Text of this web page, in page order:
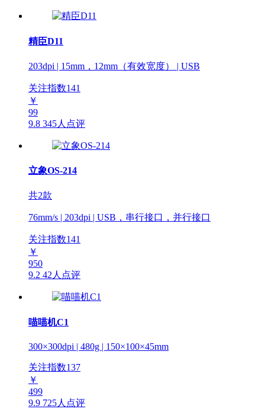
精臣D11
203dpi | 15mm，12mm（有效宽度） | USB
关注指数141
￥
99
9.8 345人点评
立象OS-214
共2款
76mm/s | 203dpi | USB，串行接口，并行接口
关注指数141
￥
950
9.2 42人点评
喵喵机C1
300×300dpi | 480g | 150×100×45mm
关注指数137
￥
499
9.9 725人点评